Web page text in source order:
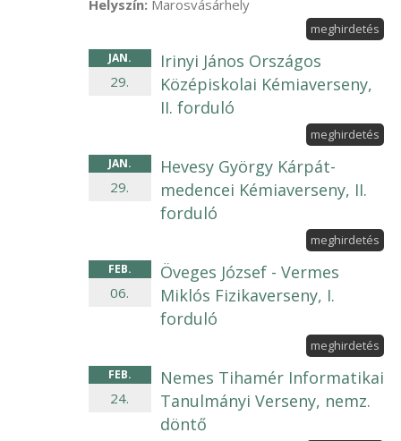
Helyszín: Marosvásárhely
meghirdetés
JAN.
29.
Irinyi János Országos
Középiskolai Kémiaverseny,
II. forduló
meghirdetés
JAN.
29.
Hevesy György Kárpát-
medencei Kémiaverseny, II.
forduló
meghirdetés
FEB.
06.
Öveges József - Vermes
Miklós Fizikaverseny, I.
forduló
meghirdetés
FEB.
24.
Nemes Tihamér Informatikai
Tanulmányi Verseny, nemz.
döntő